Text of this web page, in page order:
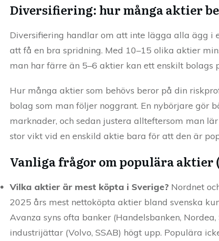
Diversifiering: hur många aktier
Diversifiering handlar om att inte lägga alla ägg i
att få en bra spridning. Med 10–15 olika aktier
man har färre än 5–6 aktier kan ett enskilt bolags
Hur många aktier som behövs beror på din
bolag som man följer noggrant. En nybörjare gör
marknader, och sedan justera allteftersom man
stor vikt vid en enskild aktie bara för att den är
Vanliga frågor om populära aktier
Vilka aktier är mest köpta i Sverige? Nordnet
2025 års mest nettoköpta aktier bland svenska
Avanza syns ofta banker (Handelsbanken,
industrijättar (Volvo, SSAB) högt upp. Populära